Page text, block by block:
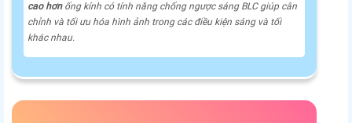
cao hơnống kính có tính năng chống ngược sáng BLC giúp cân
chỉnh và tối ưu hóa hình ảnh trong các điều kiện sáng và tối
khác nhau.